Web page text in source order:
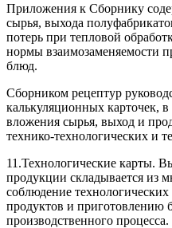
Приложения к Сборнику
сырья, выхода
потерь при тепловой
нормы взаимозаменяемости
блюд.
Сборником рецептур
калькуляционных карточек,
вложения сырья, выход и
технико-технологических и
11.Технологические карты.
продукции складывается из
соблюдение
продуктов и приготовлению
производственного процесса.